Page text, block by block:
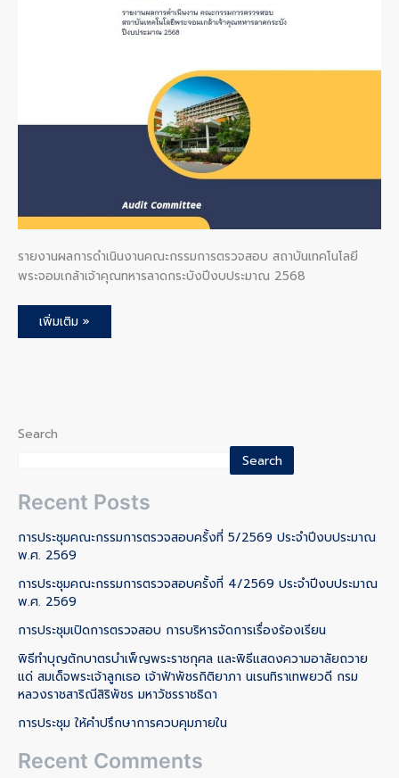
รายงานผลการดำเนินงานคณะกรรมการตรวจสอบ สถาบันเทคโนโลยี
พระจอมเกล้าเจ้าคุณทหารลาดกระบังปีงบประมาณ 2568
ทหาร
เพิ่มเติม »
Search
Search
Recent Posts
การประชุมคณะกรรมการตรวจสอบครั้งที่ 5/2569 ประจำปีงบประมาณ
พ.ศ. 2569
การประชุมคณะกรรมการตรวจสอบครั้งที่ 4/2569 ประจำปีงบประมาณ
พ.ศ. 2569
การประชุมเปิดการตรวจสอบ การบริหารจัดการเรื่องร้องเรียน
พิธีทำบุญตักบาตรบำเพ็ญพระราชกุศล และพิธีแสดงความอาลัยถวาย
แด่ สมเด็จพระเจ้าลูกเธอ เจ้าฟ้าพัชรกิติยาภา นเรนทิราเทพยวดี กรม
หลวงราชสาริณีสิริพัชร มหาวัชรราชธิดา
การประชุม ให้คำปรึกษาการควบคุมภายใน
Recent Comments